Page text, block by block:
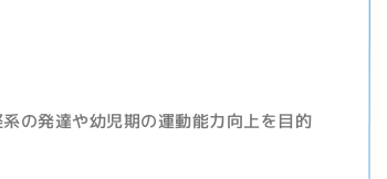
の発達や幼児期の運動能力向上を目的